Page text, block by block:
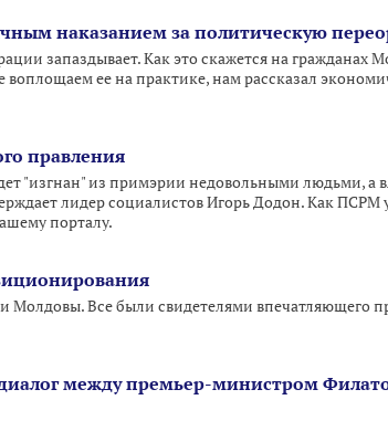
наказанием за политическую
запаздывает. Как это скажется на гражданах
ее на практике, нам рассказал
правления
"изгнан" из примэрии недовольными людьми, а
лидер социалистов Игорь Додон. Как ПСРМ
порталу.
Молдовы. Все были свидетелями впечатляющего
между премьер-министром